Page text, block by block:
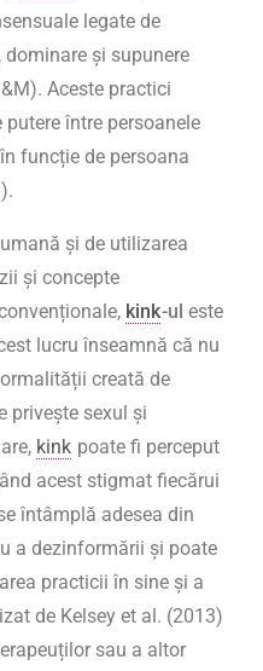
legate de
și supunere
Aceste practici
între persoanele
funcție de persoana
și de utilizarea
și concepte
kink-ul este
lucru înseamnă că nu
creată de
privește sexul și
kink poate fi perceput
acest stigmat fiecărui
întâmplă adesea din
a dezinformării și poate
practicii în sine și a
de Kelsey et al. (2013)
sau a altor